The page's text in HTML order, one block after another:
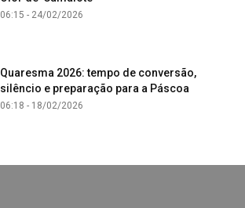
06:15 - 24/02/2026
Quaresma 2026: tempo de conversão,
silêncio e preparação para a Páscoa
06:18 - 18/02/2026